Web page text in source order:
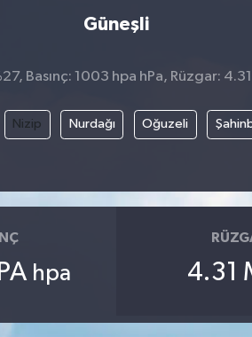
Güneşli
Basınç: 1003 hpa hPa, Rüzgar:
Nizip Nurdağı Oğuzeli
hpa 4.31